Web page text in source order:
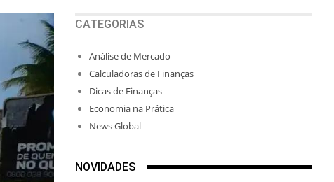
CATEGORIAS
Análise de Mercado
Calculadoras de Finanças
Dicas de Finanças
Economia na Prática
News Global
NOVIDADES